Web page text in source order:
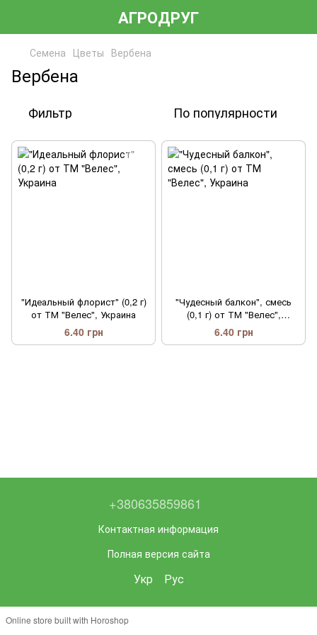
АГРОДРУГ
Семена Цветы Вербена
Вербена
Фильтр По популярности
"Идеальный флорист" (0,2 г)
от ТМ "Велес", Украина
6.40 грн
"Чудесный балкон", смесь
(0,1 г) от ТМ "Велес",
Украина
6.40 грн
+380635859861
Контактная информация
Полная версия сайта
Укр Рус
Online store built with Horoshop